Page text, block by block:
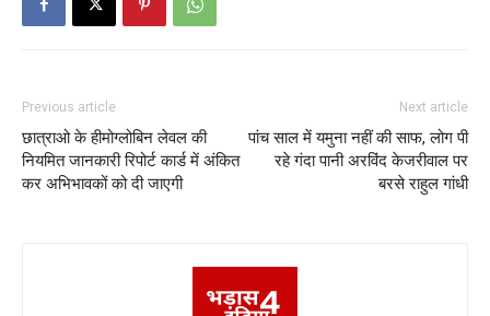
Previous article
छात्राओ के हीमोग्लोबिन लेवल की
नियमित जानकारी रिपोर्ट कार्ड में अंकित
कर अभिभावकों को दी जाएगी
Next article
पांच साल में यमुना नहीं की साफ, लोग पी
रहे गंदा पानी अरविंद केजरीवाल पर
बरसे राहुल गांधी